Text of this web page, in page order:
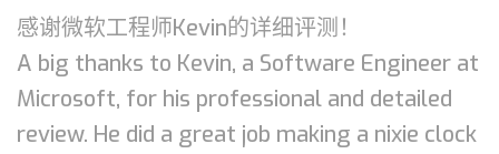
感谢微软工程师Kevin的详细评测！
A big thanks to Kevin, a Software Engineer at
Microsoft, for his professional and detailed
review. He did a great job making a nixie clock